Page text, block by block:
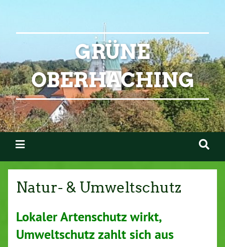
GRÜNE
OBERHACHING
Natur- & Umweltschutz
Lokaler Artenschutz wirkt,
Umweltschutz zahlt sich aus